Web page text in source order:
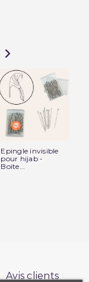
Epingle invisible
pour hijab -
Boite...
Avis clients